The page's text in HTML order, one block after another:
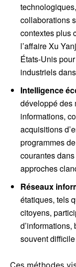
collaborations
contextes plus
l’affaire Xu
États-Unis
industriels
Intelligence
développé des
informations,
acquisitions
programmes
courantes
approches
Réseaux
étatiques, tels
citoyens,
souvent
Ces méthodes